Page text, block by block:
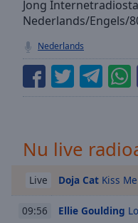
TypeLIVE
Seek to
currently
behind
LIVE
Remaining
Time-
Playback
Jong
Nederlands/Engels/
Nederlands
Nu live
Live Doja Cat Kiss
09:56 Ellie Goulding